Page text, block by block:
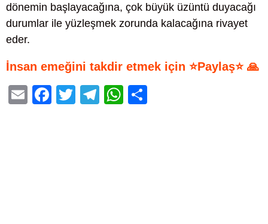
dönemin başlayacağına, çok büyük üzüntü duyacağı
durumlar ile yüzleşmek zorunda kalacağına rivayet
eder.
İnsan emeğini takdir etmek için ⭐Paylaş⭐ 🙏
E
F
T
T
W